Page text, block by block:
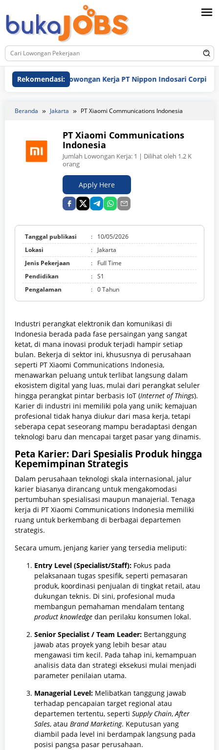
ke
konten
Rekomendasi:Lowongan Kerja PT Nippon Indosari Corpindo
Beranda Jakarta PT Xiaomi Communications Indonesia
PT Xiaomi Communications
Indonesia
Jumlah Lowongan Kerja: 1 | Dilihat oleh 1.2 K
orang
Apply Here
Tanggal publikasi :
10/05/2026
Lokasi
:
Jakarta
Jenis Pekerjaan
:
Full Time
Pendidikan
: S1
Pengalaman
: 0 Tahun
Industri perangkat elektronik dan komunikasi di
Indonesia berada pada fase persaingan yang sangat
ketat, di mana inovasi produk terjadi hampir setiap
bulan. Bekerja di sektor ini, khususnya di perusahaan
seperti PT Xiaomi Communications Indonesia,
menawarkan peluang untuk terlibat langsung dalam
ekosistem digital yang luas, mulai dari perangkat seluler
hingga perangkat pintar berbasis IoT (Internet of Things).
Karier di industri ini memiliki pola yang unik; kemajuan
profesional tidak hanya diukur dari masa kerja, tetapi
seberapa cepat seseorang mampu beradaptasi dengan
teknologi baru dan mencapai target pasar yang dinamis.
Peta Karier: Dari Spesialis Produk hingga
Kepemimpinan Strategis
Dalam perusahaan teknologi skala internasional, jalur
karier biasanya dirancang untuk mengakomodasi
pertumbuhan spesialisasi maupun manajerial. Tenaga
kerja di PT Xiaomi Communications Indonesia memiliki
ruang untuk berkembang di berbagai departemen
strategis.
Secara umum, jenjang karier yang tersedia meliputi:
Entry Level (Specialist/Staff): Fokus pada
pelaksanaan tugas spesifik, seperti pemasaran
produk, koordinasi penjualan di tingkat retail, atau
dukungan teknis. Di sini, profesional muda
membangun pemahaman mendalam tentang
product knowledge dan perilaku konsumen lokal.
Senior Specialist / Team Leader: Bertanggung
jawab atas proyek yang lebih besar atau
mengawasi tim kecil. Pada tahap ini, kemampuan
analisis data dan strategi eksekusi mulai menjadi
parameter penilaian utama.
Managerial Level: Melibatkan tanggung jawab
terhadap pencapaian target regional atau
departemen tertentu, seperti Supply Chain, After
Sales, atau Brand Marketing. Keputusan yang
diambil pada level ini berdampak langsung pada
posisi pangsa pasar perusahaan.